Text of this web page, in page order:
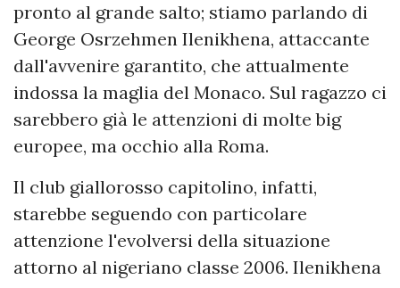
pronto al grande salto; stiamo parlando di
George Osrzehmen Ilenikhena, attaccante
dall'avvenire garantito, che attualmente
indossa la maglia del Monaco. Sul ragazzo ci
sarebbero già le attenzioni di molte big
europee, ma occhio alla Roma.
Il club giallorosso capitolino, infatti,
starebbe seguendo con particolare
attenzione l'evolversi della situazione
attorno al nigeriano classe 2006. Ilenikhena